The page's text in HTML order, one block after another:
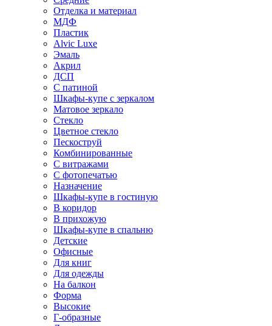
Отделка и материал
МДФ
Пластик
Alvic Luxe
Эмаль
Акрил
ДСП
С патиной
Шкафы-купе с зеркалом
Матовое зеркало
Стекло
Цветное стекло
Пескоструй
Комбинированные
С витражами
С фотопечатью
Назначение
Шкафы-купе в гостиную
В коридор
В прихожую
Шкафы-купе в спальню
Детские
Офисные
Для книг
Для одежды
На балкон
Форма
Высокие
Г-образные